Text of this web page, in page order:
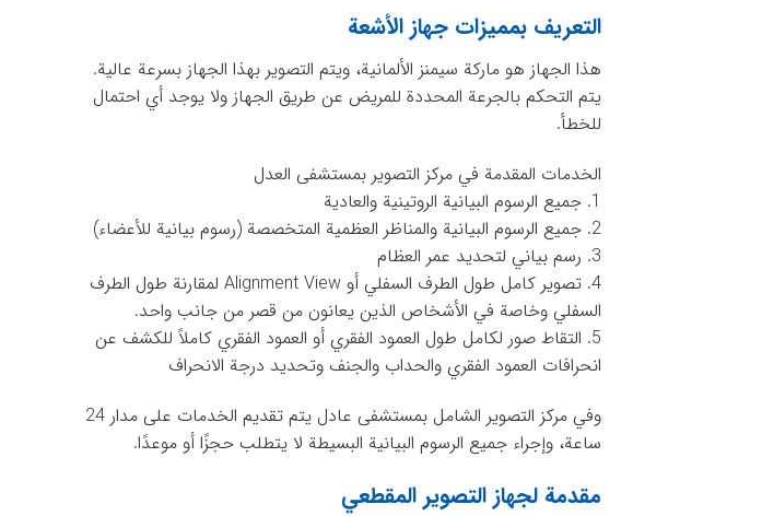
التعريف بمميزات جهاز الأشعة
هذا الجهاز هو ماركة سيمنز الألمانية، ويتم التصوير بهذا الجهاز بسرعة عالية.
يتم التحكم بالجرعة المحددة للمريض عن طريق الجهاز ولا يوجد أي احتمال
للخطأ.
الخدمات المقدمة في مركز التصوير بمستشفى العدل
1. جميع الرسوم البيانية الروتينية والعادية
2. جميع الرسوم البيانية والمناظر العظمية المتخصصة (رسوم بيانية للأعضاء)
3. رسم بياني لتحديد عمر العظام
4. تصوير كامل طول الطرف السفلي أو Alignment View لمقارنة طول الطرف
السفلي وخاصة في الأشخاص الذين يعانون من قصر من جانب واحد.
5. التقاط صور لكامل طول العمود الفقري أو العمود الفقري كاملاً للكشف عن
انحرافات العمود الفقري والحداب والجنف وتحديد درجة الانحراف
وفي مركز التصوير الشامل بمستشفى عادل يتم تقديم الخدمات على مدار 24
ساعة، وإجراء جميع الرسوم البيانية البسيطة لا يتطلب حجزًا أو موعدًا.
مقدمة لجهاز التصوير المقطعي